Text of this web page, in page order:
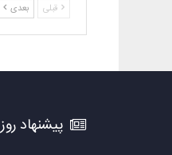
قبلی بعدی
پیشنهاد روز